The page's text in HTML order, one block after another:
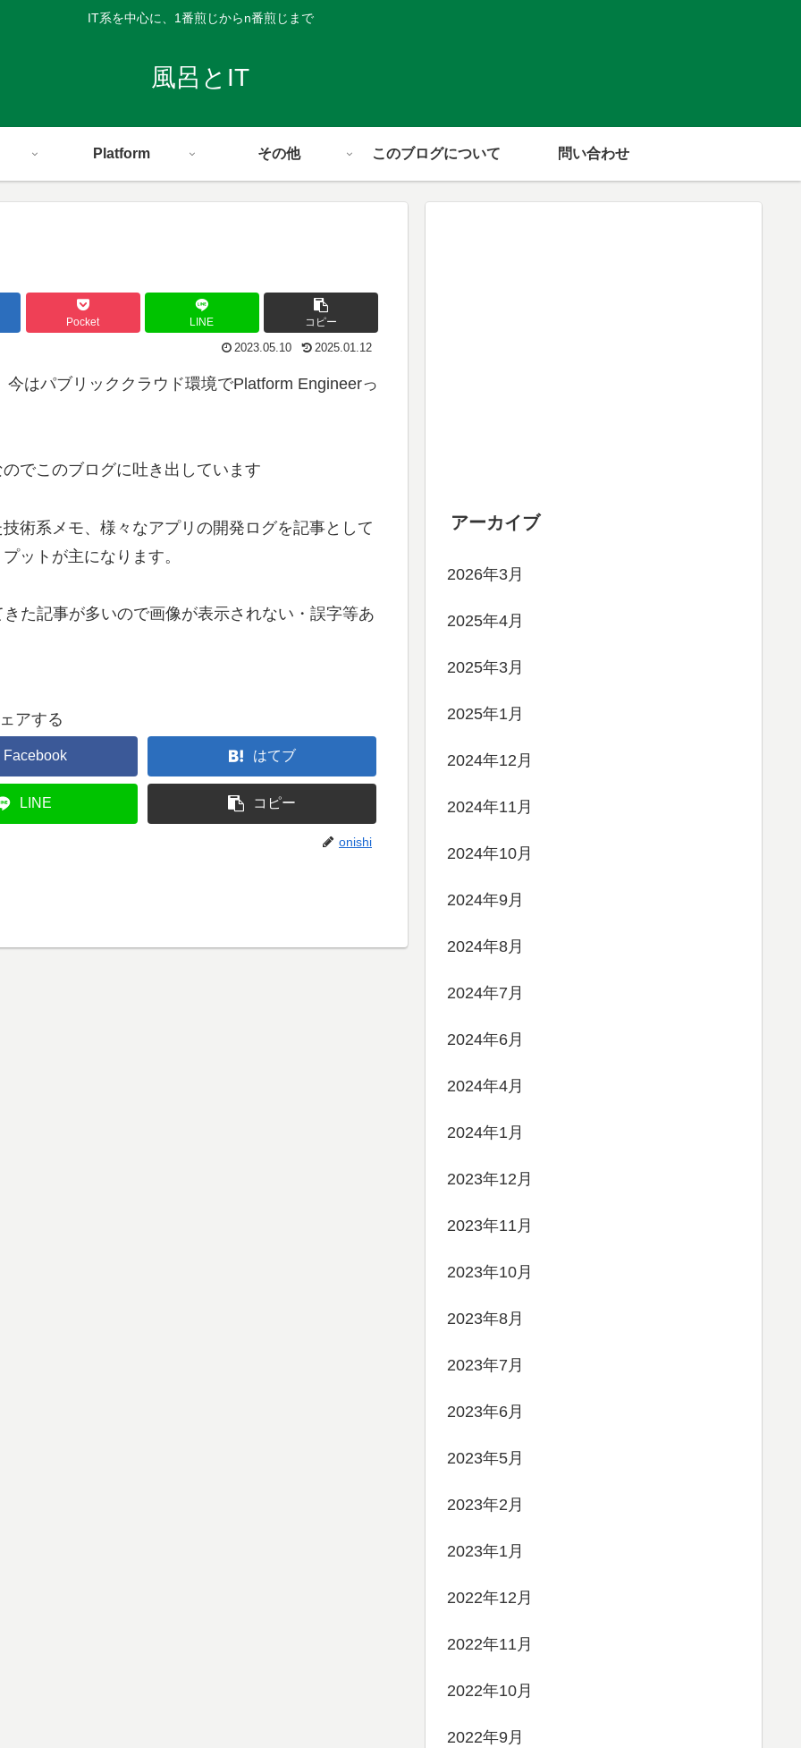
IT系を中心に、1番煎じからn番煎じまで
風呂とIT
Platform その他 このブログについて 問い合わせ
Pocket LINE コピー
2023.05.10 2025.01.12
はパブリッククラウド環境でPlatform Engineerっ
でこのブログに吐き出しています
術系メモ、様々なアプリの開発ログを記事として
ットが主になります。
た記事が多いので画像が表示されない・誤字等あ
アする
Facebook はてブ
LINE コピー
onishi
アーカイブ
2026年3月
2025年4月
2025年3月
2025年1月
2024年12月
2024年11月
2024年10月
2024年9月
2024年8月
2024年7月
2024年6月
2024年4月
2024年1月
2023年12月
2023年11月
2023年10月
2023年8月
2023年7月
2023年6月
2023年5月
2023年2月
2023年1月
2022年12月
2022年11月
2022年10月
2022年9月